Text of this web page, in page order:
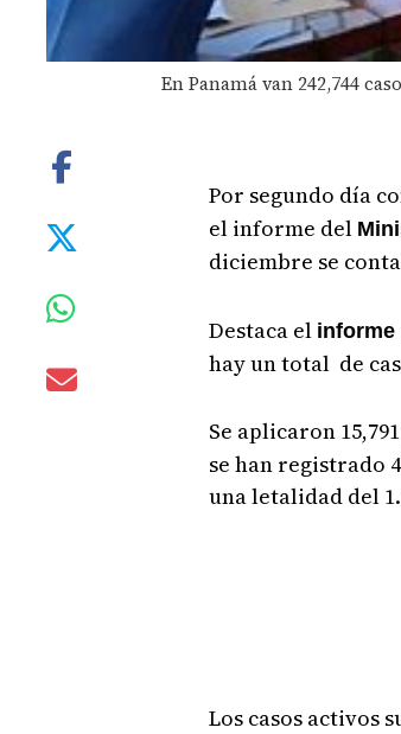
En Panamá van 242,744
Por segundo día
el informe del
diciembre se
Destaca el informe
hay un total de
Se aplicaron 15,791
se han registrado
una letalidad del
Los casos activos